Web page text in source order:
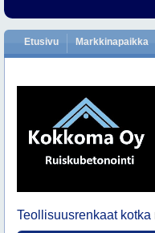
Etusivu Markkinapaikka
Teollisuusrenkaat kotka